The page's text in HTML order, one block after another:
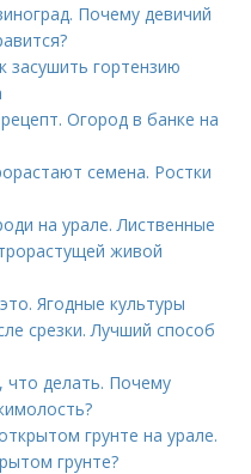
Почему девичий
засушить гортензию
Огород в банке на
семена. Ростки
на урале. Лиственные
живой
Ягодные культуры
срезки. Лучший способ
что делать. Почему
грунте на урале.
грунте?